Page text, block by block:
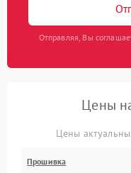
Отправляя, Вы
Цены
Цены
Прошивка